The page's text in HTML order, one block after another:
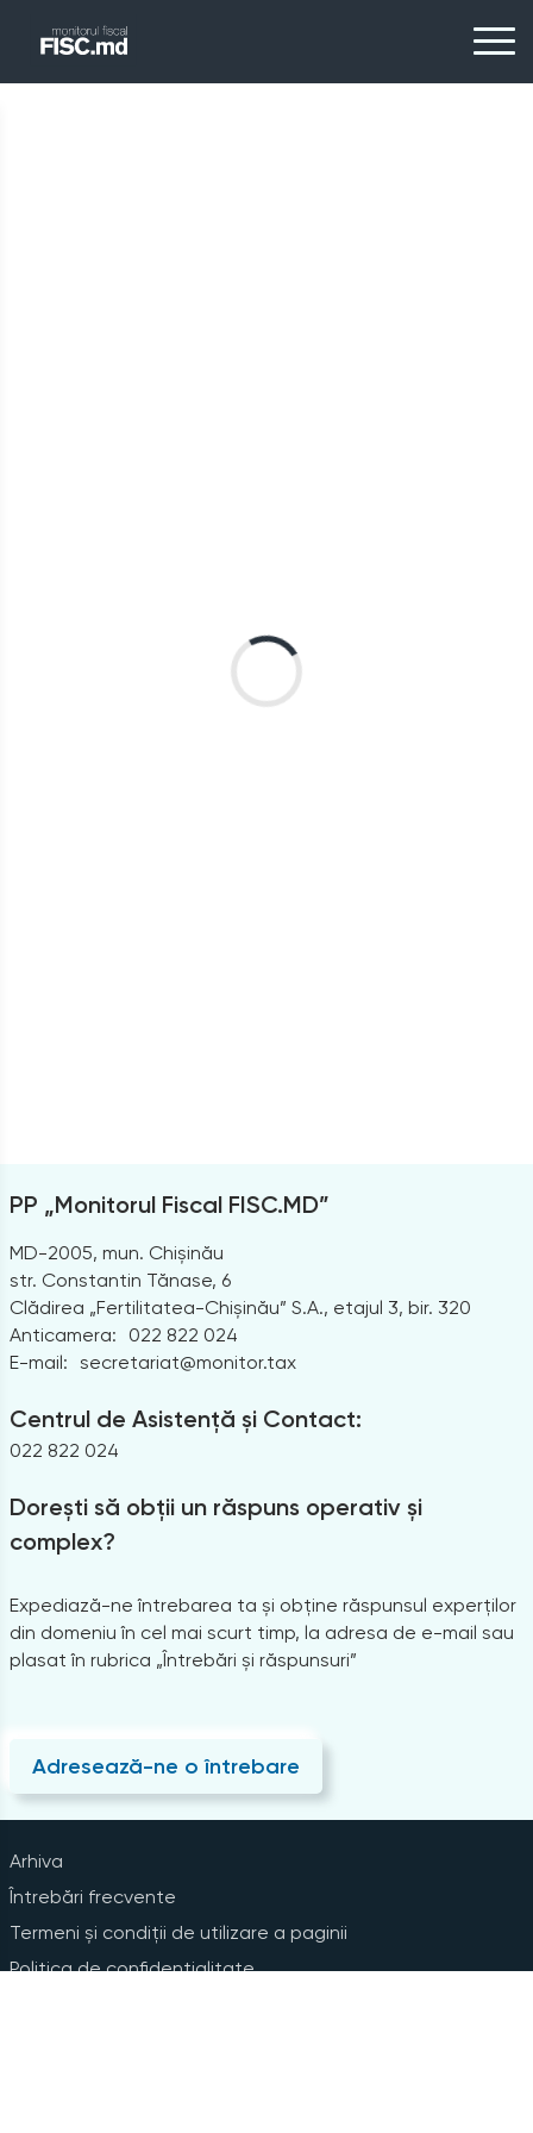
PP „Monitorul Fiscal FISC.MD”
MD-2005, mun. Chișinău
str. Constantin Tănase, 6
Clădirea „Fertilitatea-Chișinău” S.A., etajul 3, bir. 320
Anticamera:
022 822 024
E-mail: secretariat@monitor.tax
Centrul de Asistență și Contact:
022 822 024
Dorești să obții un răspuns operativ și
complex?
Expediază-ne întrebarea ta și obține răspunsul experților
din domeniu în cel mai scurt timp, la adresa de e-mail sau
plasat în rubrica „Întrebări și răspunsuri”
Adresează-ne o întrebare
Arhiva
Întrebări frecvente
Termeni și condiții de utilizare a paginii
Politica de confidențialitate